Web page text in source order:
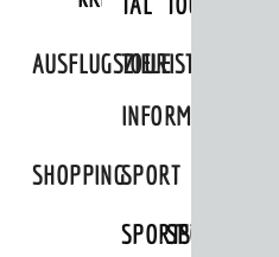
AUSFLUGSZIELE
TOURIST
INFORMATION
SHOPPINGSPORT
SPORTSTÄTTEN